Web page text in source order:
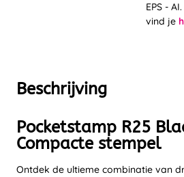
Beschrijving
Pocketstamp R25
Compacte stempel
Ontdek de ultieme combinatie van
EPS -
vind je